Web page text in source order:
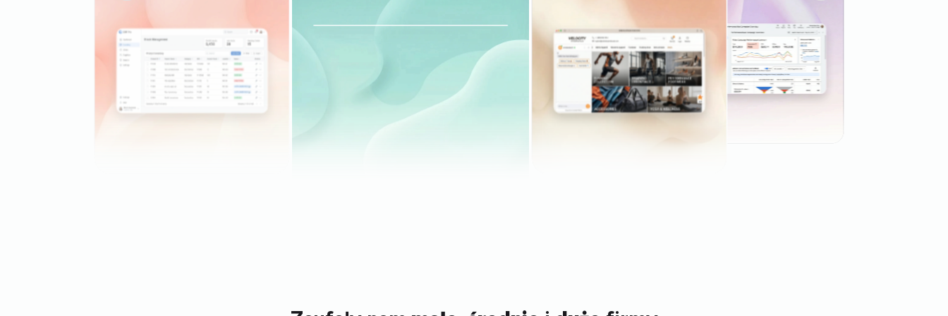
TrafficWatchdog daje nam możliwość
weryfikacji jakości mediów kupowanych dla
klientów agencji mediowych WPP
(Wavemaker, Mediacom, Mindshare oraz
GroupM). Dzięki przejrzystemu raportowaniu
oraz wysokiej jakości obsługi oferowanej
przez TrafficWatchdog możemy bez
problemów świadczyć najwyższej jakości
usługi dla reklamodawców korzystających z